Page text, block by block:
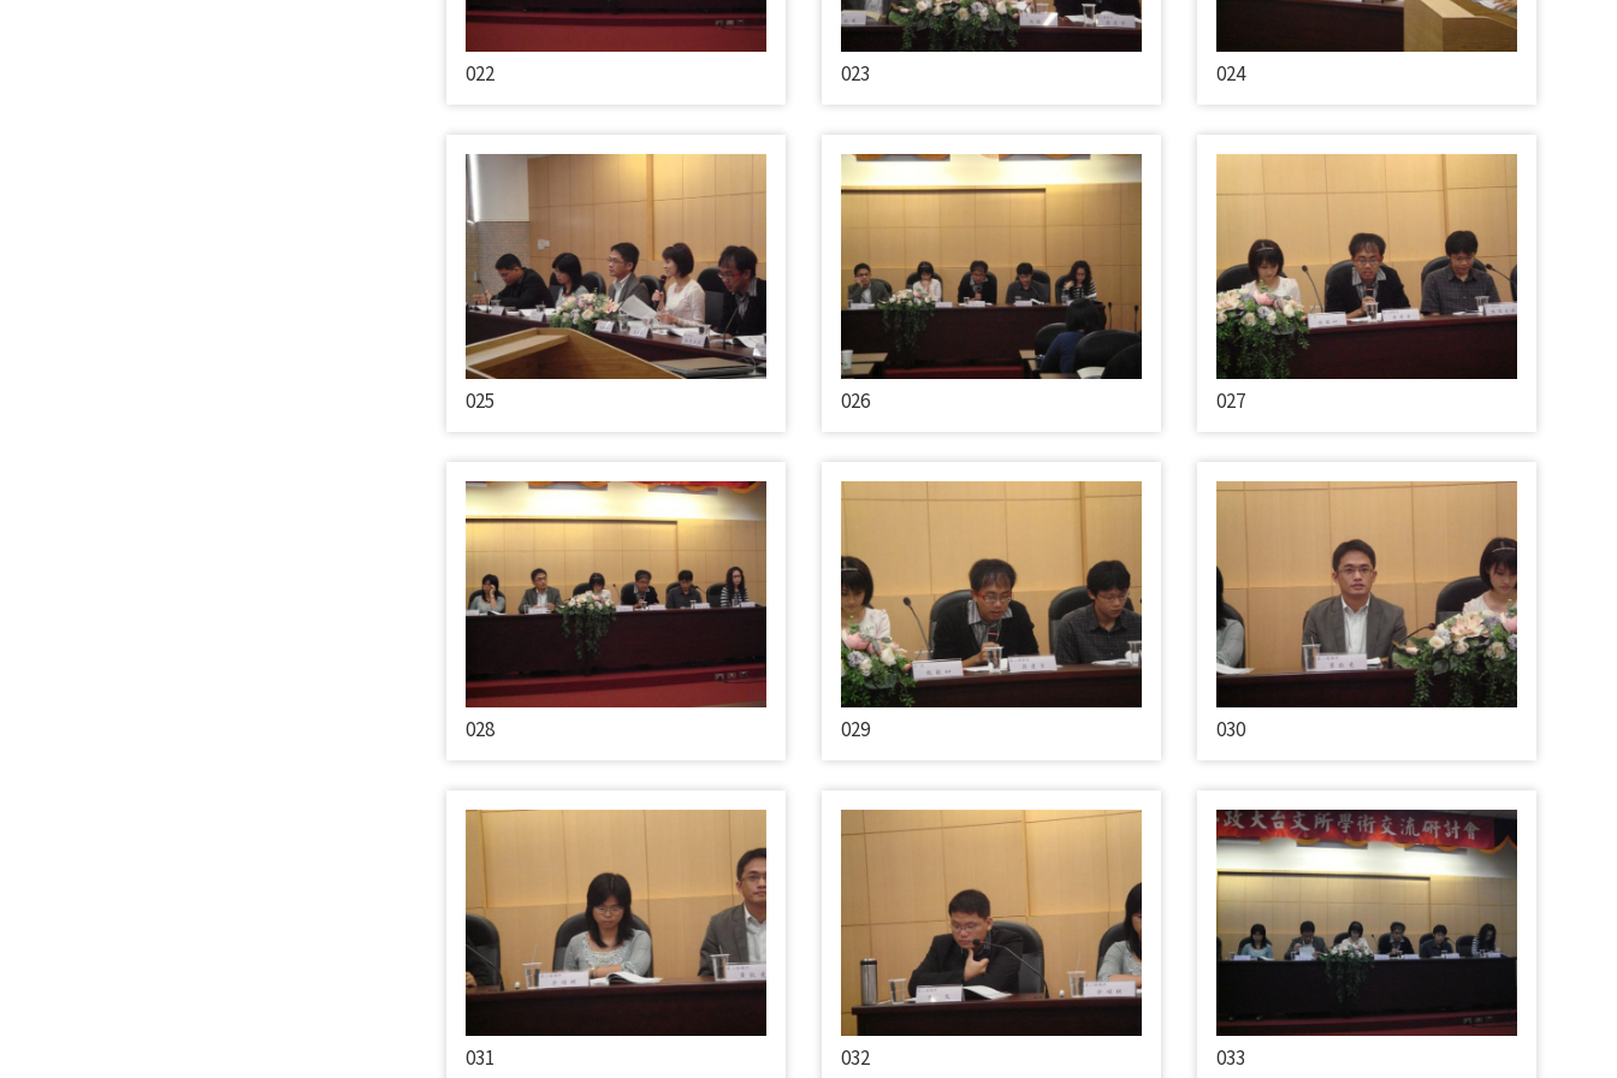
022 023 024
025 026 027
028 029 030
031 032 033